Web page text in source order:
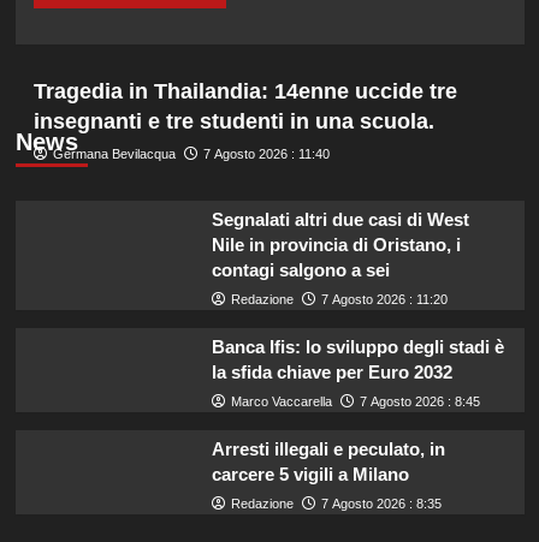
News
Tragedia in Thailandia: 14enne uccide tre
insegnanti e tre studenti in una scuola.
Germana Bevilacqua 7 Agosto 2026 : 11:40
Segnalati altri due casi di West
Nile in provincia di Oristano, i
contagi salgono a sei
Redazione 7 Agosto 2026 : 11:20
Banca Ifis: lo sviluppo degli stadi è
la sfida chiave per Euro 2032
Marco Vaccarella 7 Agosto 2026 : 8:45
Arresti illegali e peculato, in
carcere 5 vigili a Milano
Redazione 7 Agosto 2026 : 8:35